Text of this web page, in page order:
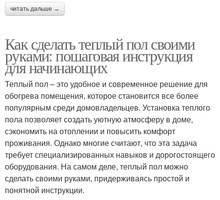
читать дальше →
Как сделать теплый пол своими
руками: пошаговая инструкция
для начинающих
Теплый пол – это удобное и современное решение для
обогрева помещения, которое становится все более
популярным среди домовладельцев. Установка теплого
пола позволяет создать уютную атмосферу в доме,
сэкономить на отоплении и повысить комфорт
проживания. Однако многие считают, что эта задача
требует специализированных навыков и дорогостоящего
оборудования. На самом деле, теплый пол можно
сделать своими руками, придерживаясь простой и
понятной инструкции.